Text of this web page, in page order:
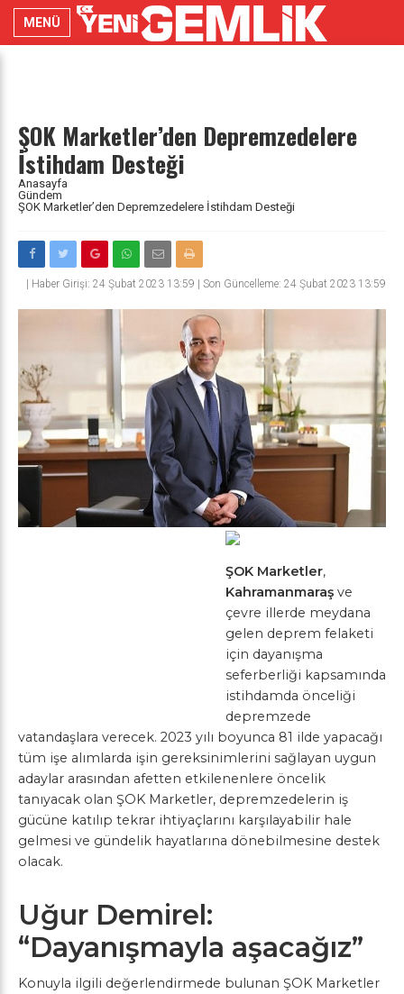
MENÜ
ŞOK Marketler’den Depremzedelere
İstihdam Desteği
Anasayfa
Gündem
ŞOK Marketler’den Depremzedelere İstihdam Desteği
Haber Girişi: 24 Şubat 2023 13:59 | Son Güncelleme: 24 Şubat 2023 13:59
ŞOK Marketler,
Kahramanmaraş ve
çevre illerde meydana
gelen deprem felaketi
için dayanışma
seferberliği kapsamında
istihdamda önceliği
depremzede
vatandaşlara verecek. 2023 yılı boyunca 81 ilde yapacağı
tüm işe alımlarda işin gereksinimlerini sağlayan uygun
adaylar arasından afetten etkilenenlere öncelik
tanıyacak olan ŞOK Marketler, depremzedelerin iş
gücüne katılıp tekrar ihtiyaçlarını karşılayabilir hale
gelmesi ve gündelik hayatlarına dönebilmesine destek
olacak.
Uğur Demirel:
“Dayanışmayla aşacağız”
Konuyla ilgili değerlendirmede bulunan ŞOK Marketler